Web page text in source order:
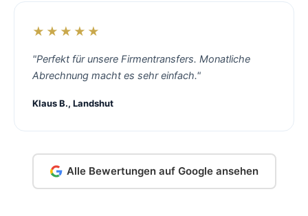
★★★★★
"Perfekt für unsere Firmentransfers. Monatliche
Abrechnung macht es sehr einfach."
Klaus B., Landshut
Alle Bewertungen auf Google ansehen